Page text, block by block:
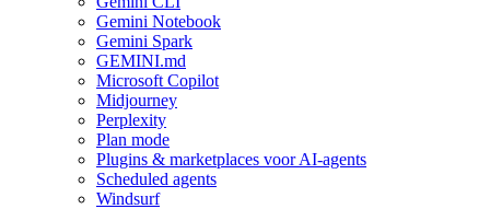
Gemini Notebook
Gemini Spark
GEMINI.md
Microsoft Copilot
Midjourney
Perplexity
Plan mode
Plugins & marketplaces voor AI-agents
Scheduled agents
Windsurf